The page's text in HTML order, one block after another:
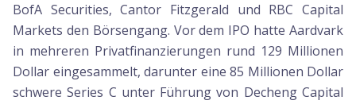
BofA Securities, Cantor Fitzgerald und RBC Capital
Markets den Börsengang. Vor dem IPO hatte Aardvark
in mehreren Privatfinanzierungen rund 129 Millionen
Dollar eingesammelt, darunter eine 85 Millionen Dollar
schwere Series C unter Führung von Decheng Capital